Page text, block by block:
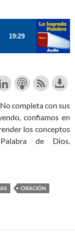
completa con sus
confiamos en
los conceptos
de Dios.
ORACIÓN